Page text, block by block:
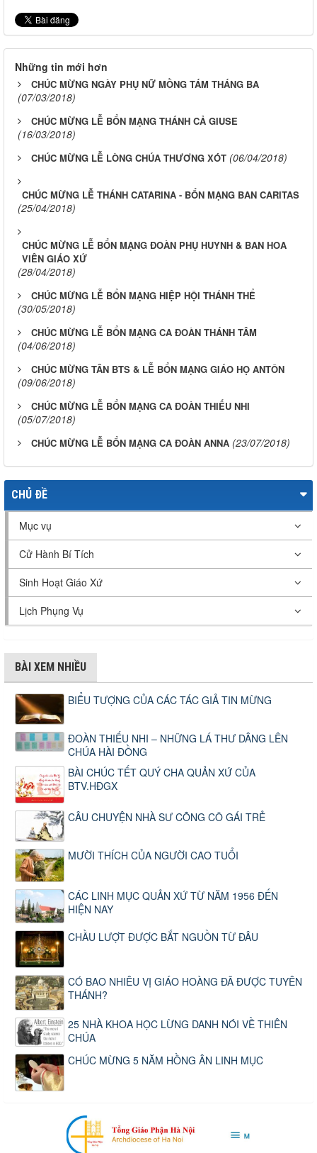
Những tin mới hơn
CHÚC MỪNG NGÀY PHỤ NỮ MỒNG TÁM THÁNG BA
(07/03/2018)
CHÚC MỪNG LỄ BỔN MẠNG THÁNH CẢ GIUSE
(16/03/2018)
CHÚC MỪNG LỄ LÒNG CHÚA THƯƠNG XÓT (06/04/2018)
CHÚC MỪNG LỄ THÁNH CATARINA - BỔN MẠNG BAN CARITAS
(25/04/2018)
CHÚC MỪNG LỄ BỔN MẠNG ĐOÀN PHỤ HUYNH & BAN HOA
VIÊN GIÁO XỨ
(28/04/2018)
CHÚC MỪNG LỄ BỔN MẠNG HIỆP HỘI THÁNH THỂ
(30/05/2018)
CHÚC MỪNG LỄ BỔN MẠNG CA ĐOÀN THÁNH TÂM
(04/06/2018)
CHÚC MỪNG TÂN BTS & LỄ BỔN MẠNG GIÁO HỌ ANTÔN
(09/06/2018)
CHÚC MỪNG LỄ BỔN MẠNG CA ĐOÀN THIẾU NHI
(05/07/2018)
CHÚC MỪNG LỄ BỔN MẠNG CA ĐOÀN ANNA (23/07/2018)
CHỦ ĐỀ
Mục vụ
Cử Hành Bí Tích
Sinh Hoạt Giáo Xứ
Lịch Phụng Vụ
BÀI XEM NHIỀU
BIỂU TƯỢNG CỦA CÁC TÁC GIẢ TIN MỪNG
ĐOÀN THIẾU NHI – NHỮNG LÁ THƯ DÂNG LÊN
CHÚA HÀI ĐỒNG
BÀI CHÚC TẾT QUÝ CHA QUẢN XỨ CỦA
BTV.HĐGX
CÂU CHUYỆN NHÀ SƯ CÕNG CÔ GÁI TRẺ
MƯỜI THÍCH CỦA NGƯỜI CAO TUỔI
CÁC LINH MỤC QUẢN XỨ TỪ NĂM 1956 ĐẾN
HIỆN NAY
CHẦU LƯỢT ĐƯỢC BẮT NGUỒN TỪ ĐÂU
CÓ BAO NHIÊU VỊ GIÁO HOÀNG ĐÃ ĐƯỢC TUYÊN
THÁNH?
25 NHÀ KHOA HỌC LỪNG DANH NÓI VỀ THIÊN
CHÚA
CHÚC MỪNG 5 NĂM HỒNG ÂN LINH MỤC